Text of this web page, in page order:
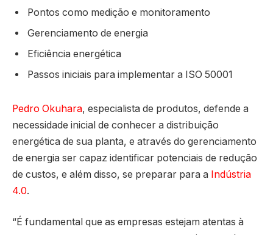
Pontos como medição e monitoramento
Gerenciamento de energia
Eficiência energética
Passos iniciais para implementar a ISO 50001
Pedro Okuhara, especialista de produtos, defende a
necessidade inicial de conhecer a distribuição
energética de sua planta, e através do gerenciamento
de energia ser capaz identificar potenciais de redução
de custos, e além disso, se preparar para a Indústria
4.0.
“É fundamental que as empresas estejam atentas à